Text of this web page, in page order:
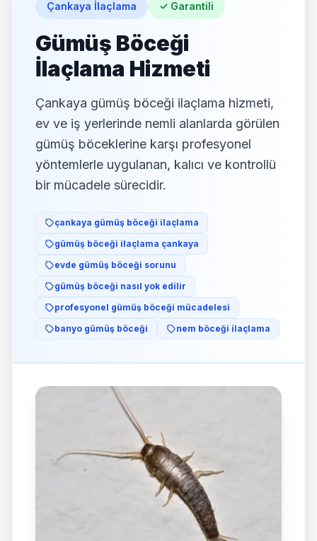
Çankaya Eşek Arısı İlaçlama
Çankaya İlaçlama ✓ Garantili
Gümüş Böceği
İlaçlama Hizmeti
Çankaya gümüş böceği ilaçlama hizmeti,
ev ve iş yerlerinde nemli alanlarda görülen
gümüş böceklerine karşı profesyonel
yöntemlerle uygulanan, kalıcı ve kontrollü
bir mücadele sürecidir.
çankaya gümüş böceği ilaçlama
gümüş böceği ilaçlama çankaya
evde gümüş böceği sorunu
gümüş böceği nasıl yok edilir
profesyonel gümüş böceği mücadelesi
banyo gümüş böceği
nem böceği ilaçlama